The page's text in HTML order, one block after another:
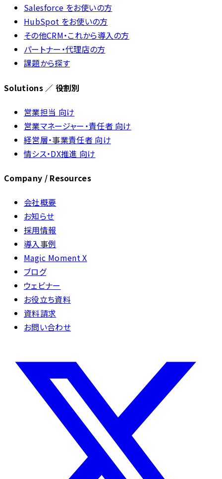
Salesforce をお使いの方
HubSpot をお使いの方
その他CRM・これから導入の方
パートナー・代理店の方
課題から探す
Solutions ／ 役割別
営業担当 向け
営業マネージャー・責任者 向け
経営層・事業責任者 向け
情シス・DX推進 向け
Company / Resources
会社概要
お知らせ
採用情報
導入事例
Magic Moment X
ブログ
ウェビナー
お役立ち資料
資料請求
お問い合わせ